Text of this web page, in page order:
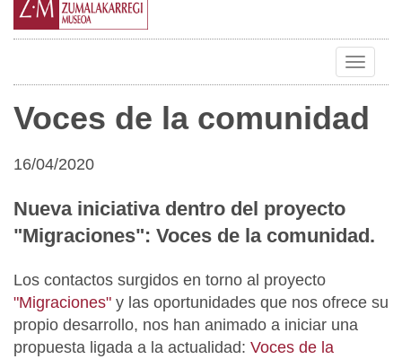
Toggle
Voces de la comunidad
16/04/2020
Nueva iniciativa dentro del proyecto
"Migraciones": Voces de la comunidad.
Los contactos surgidos en torno al proyecto
"Migraciones" y las oportunidades que nos ofrece su
propio desarrollo, nos han animado a iniciar una
propuesta ligada a la actualidad: Voces de la